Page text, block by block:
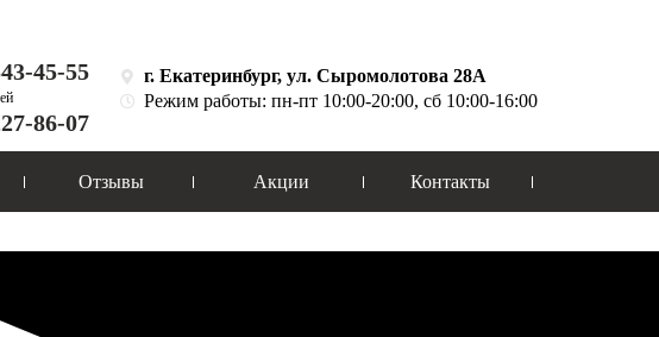
45-55
86-07
г. Екатеринбург, ул. Сыромолотова 28А
Режим работы: пн-пт 10:00-20:00, сб 10:00-16:00
Отзывы Акции Контакты